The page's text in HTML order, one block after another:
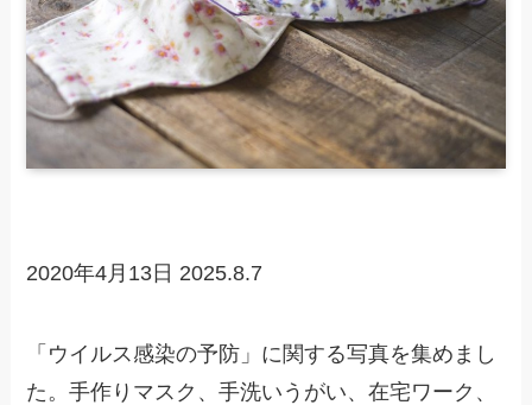
2020年4月13日 2025.8.7
「ウイルス感染の予防」に関する写真を集めまし
た。手作りマスク、手洗いうがい、在宅ワーク、